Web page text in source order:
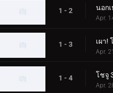
1 - 2 นอก
Apr.
1 - 3 เผา!
Apr.
1 - 4 โชจู
Apr.